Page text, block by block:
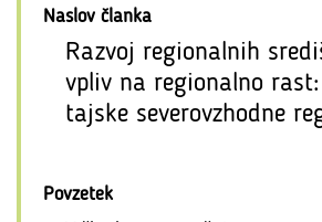
Naslov članka
Razvoj regionalnih
vpliv na regionalno
tajske severovzhodne
Povzetek